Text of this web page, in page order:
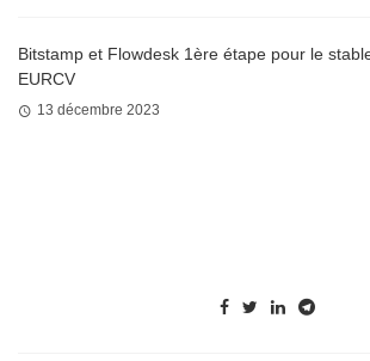
Bitstamp et Flowdesk 1ère étape pour le
EURCV
13 décembre 2023